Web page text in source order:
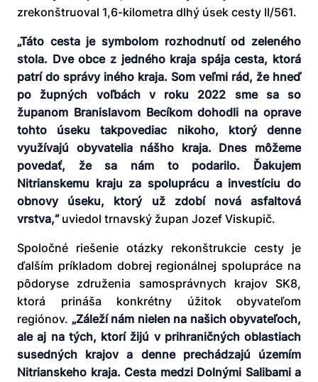
zrekonštruoval 1,6-kilometra dlhý úsek cesty II/561.
„Táto cesta je symbolom rozhodnutí od zeleného
stola. Dve obce z jedného kraja spája cesta, ktorá
patrí do správy iného kraja. Som veľmi rád, že hneď
po župných voľbách v roku 2022 sme sa so
županom Branislavom Becíkom dohodli na oprave
tohto úseku takpovediac nikoho, ktorý denne
využívajú obyvatelia nášho kraja. Dnes môžeme
povedať, že sa nám to podarilo. Ďakujem
Nitrianskemu kraju za spoluprácu a investíciu do
obnovy úseku, ktorý už zdobí nová asfaltová
vrstva,“uviedol trnavský župan Jozef Viskupič.
Spoločné riešenie otázky rekonštrukcie cesty je
ďalším príkladom dobrej regionálnej spolupráce na
pôdoryse združenia samosprávnych krajov SK8,
ktorá prináša konkrétny úžitok obyvateľom
regiónov. „Záleží nám nielen na našich obyvateľoch,
ale aj na tých, ktorí žijú v prihraničných oblastiach
susedných krajov a denne prechádzajú územím
Nitrianskeho kraja. Cesta medzi Dolnými Salibami a